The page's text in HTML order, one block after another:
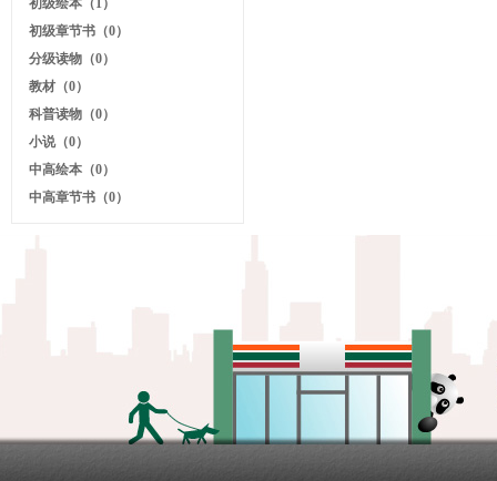
初级绘本（1）
初级章节书（0）
分级读物（0）
教材（0）
科普读物（0）
小说（0）
中高绘本（0）
中高章节书（0）